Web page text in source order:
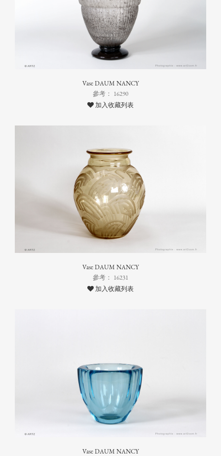
Vase DAUM NANCY
參考： 16290
加入收藏列表
Vase DAUM NANCY
參考： 16231
加入收藏列表
Vase DAUM NANCY